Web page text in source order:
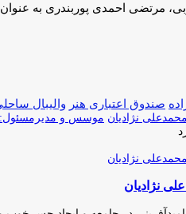
احمدی پوربندری به عنوان مربی و
صندوق اعتباری هنر والیبال
موسس و مدیرمسئول:
نژادیان